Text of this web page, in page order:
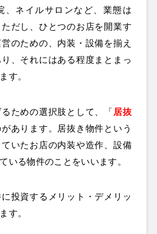
、ネイルサロンなど、業態は
だし、ひとつのお店を開業す
のための、内装・設備を揃え
、それにはある程度まとまっ
す。
ための選択肢として、「 居抜
があります。居抜き物件という
いたお店の内装や造作、設備
いる物件のことをいいます。
投資するメリット・デメリッ
す。